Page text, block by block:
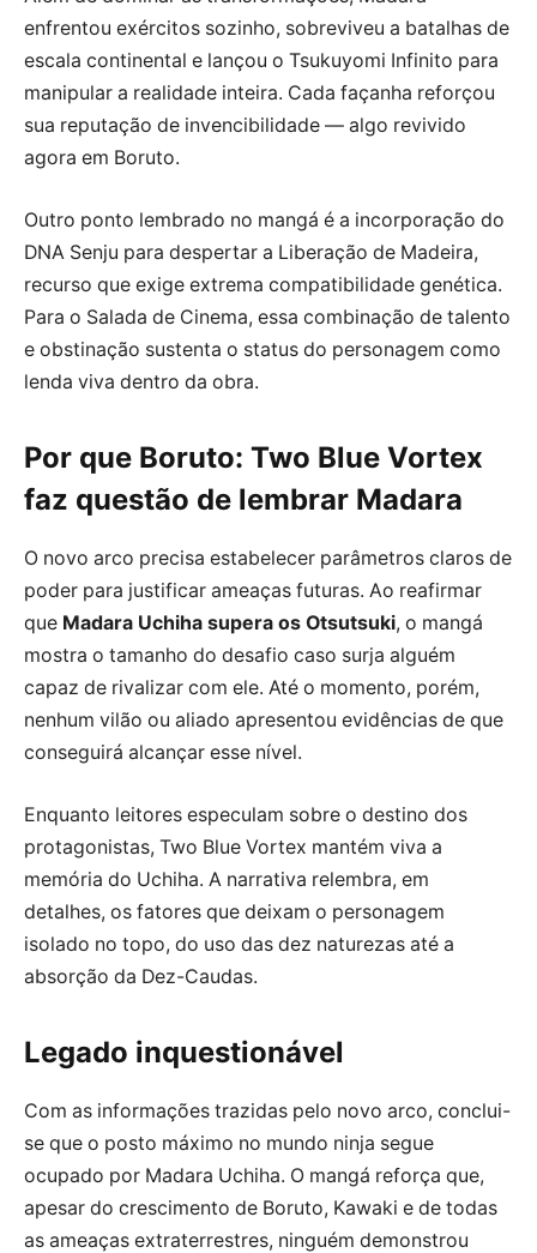
enfrentou exércitos sozinho, sobreviveu a batalhas de
escala continental e lançou o Tsukuyomi Infinito para
manipular a realidade inteira. Cada façanha reforçou
sua reputação de invencibilidade — algo revivido
agora em Boruto.
Outro ponto lembrado no mangá é a incorporação do
DNA Senju para despertar a Liberação de Madeira,
recurso que exige extrema compatibilidade genética.
Para o Salada de Cinema, essa combinação de talento
e obstinação sustenta o status do personagem como
lenda viva dentro da obra.
Por que Boruto: Two Blue Vortex
faz questão de lembrar Madara
O novo arco precisa estabelecer parâmetros claros de
poder para justificar ameaças futuras. Ao reafirmar
que Madara Uchiha supera os Otsutsuki, o mangá
mostra o tamanho do desafio caso surja alguém
capaz de rivalizar com ele. Até o momento, porém,
nenhum vilão ou aliado apresentou evidências de que
conseguirá alcançar esse nível.
Enquanto leitores especulam sobre o destino dos
protagonistas, Two Blue Vortex mantém viva a
memória do Uchiha. A narrativa relembra, em
detalhes, os fatores que deixam o personagem
isolado no topo, do uso das dez naturezas até a
absorção da Dez-Caudas.
Legado inquestionável
Com as informações trazidas pelo novo arco, conclui-
se que o posto máximo no mundo ninja segue
ocupado por Madara Uchiha. O mangá reforça que,
apesar do crescimento de Boruto, Kawaki e de todas
as ameaças extraterrestres, ninguém demonstrou